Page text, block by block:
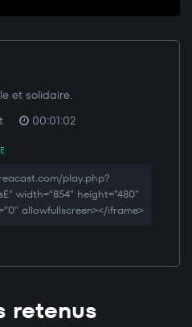
et solidaire.
00:01:02
play.php?
width="854" height="480"
allowfullscreen></iframe>
retenus